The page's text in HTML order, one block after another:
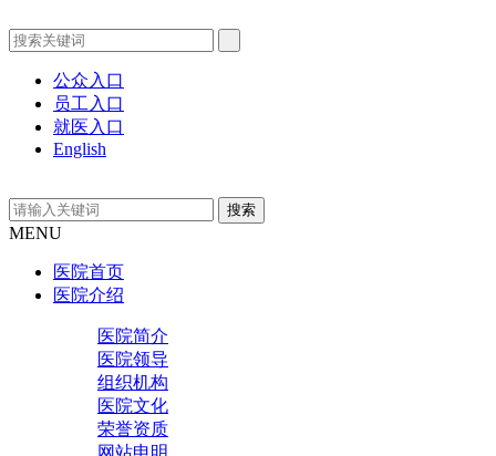
公众入口
员工入口
就医入口
English
MENU
医院首页
医院介绍
医院简介
医院领导
组织机构
医院文化
荣誉资质
网站申明